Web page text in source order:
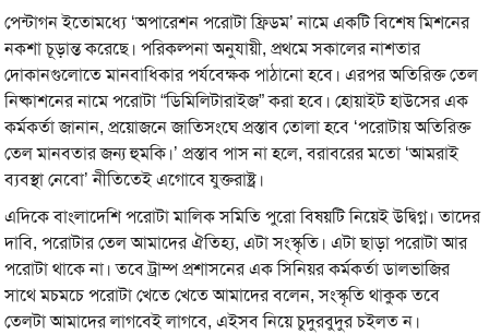
পেন্টাগন ইতোমধ্যে ‘অপারেশন পরোটা ফ্রিডম’ নামে একটি বিশেষ মিশনের
নকশা চূড়ান্ত করেছে। পরিকল্পনা অনুযায়ী, প্রথমে সকালের নাশতার
দোকানগুলোতে মানবাধিকার পর্যবেক্ষক পাঠানো হবে। এরপর অতিরিক্ত তেল
নিষ্কাশনের নামে পরোটা “ডিমিলিটারাইজ” করা হবে। হোয়াইট হাউসের এক
কর্মকর্তা জানান, প্রয়োজনে জাতিসংঘে প্রস্তাব তোলা হবে ‘পরোটায় অতিরিক্ত
তেল মানবতার জন্য হুমকি।’ প্রস্তাব পাস না হলে, বরাবরের মতো ‘আমরাই
ব্যবস্থা নেবো’ নীতিতেই এগোবে যুক্তরাষ্ট্র।
এদিকে বাংলাদেশি পরোটা মালিক সমিতি পুরো বিষয়টি নিয়েই উদ্বিগ্ন। তাদের
দাবি, পরোটার তেল আমাদের ঐতিহ্য, এটা সংস্কৃতি। এটা ছাড়া পরোটা আর
পরোটা থাকে না। তবে ট্রাম্প প্রশাসনের এক সিনিয়র কর্মকর্তা ডালভাজির
সাথে মচমচে পরোটা খেতে খেতে আমাদের বলেন, সংস্কৃতি থাকুক তবে
তেলটা আমাদের লাগবেই লাগবে, এইসব নিয়ে চুদুরবুদুর চইলত ন।